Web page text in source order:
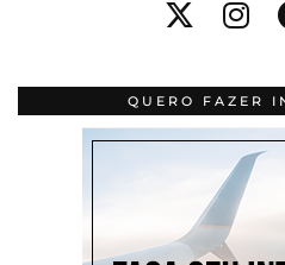
QUERO FAZER